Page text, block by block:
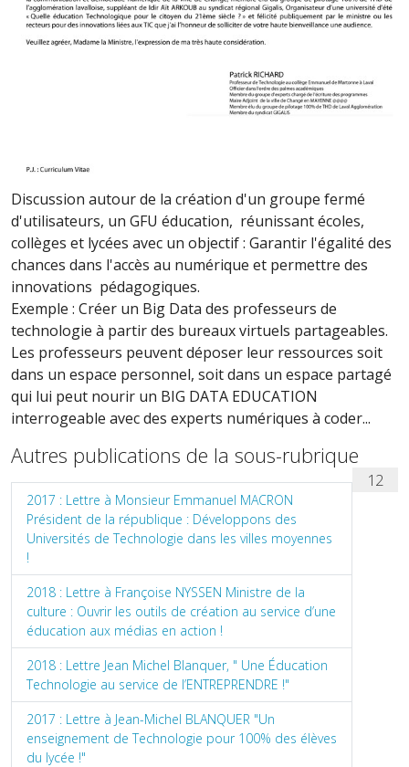
Discussion autour de la création d'un groupe fermé
d'utilisateurs, un GFU éducation, réunissant écoles,
collèges et lycées avec un objectif : Garantir l'égalité des
chances dans l'accès au numérique et permettre des
innovations pédagogiques.
Exemple : Créer un Big Data des professeurs de
technologie à partir des bureaux virtuels partageables.
Les professeurs peuvent déposer leur ressources soit
dans un espace personnel, soit dans un espace partagé
qui lui peut nourir un BIG DATA EDUCATION
interrogeable avec des experts numériques à coder...
Autres publications de la sous-rubrique
12
2017 : Lettre à Monsieur Emmanuel MACRON
Président de la république : Développons des
Universités de Technologie dans les villes moyennes
!
2018 : Lettre à Françoise NYSSEN Ministre de la
culture : Ouvrir les outils de création au service d’une
éducation aux médias en action !
2018 : Lettre Jean Michel Blanquer, " Une Éducation
Technologie au service de l’ENTREPRENDRE !"
2017 : Lettre à Jean-Michel BLANQUER "Un
enseignement de Technologie pour 100% des élèves
du lycée !"